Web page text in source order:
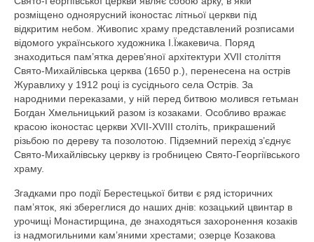
розміщено одноярусний іконостас літньої церкви під
відкритим небом. Живопис храму представлений розписами
відомого українського художника І.Їжакевича. Поряд
знаходиться пам’ятка дерев’яної архітектури XVII століття
Свято-Михайлівська церква (1650 р.), перенесена на острів
Журавлиху у 1912 році із сусіднього села Острів. За
народними переказами, у ній перед битвою молився гетьман
Богдан Хмельницький разом із козаками. Особливо вражає
красою іконостас церкви XVII-XVIII століть, прикрашений
різьбою по дереву та позолотою. Підземний перехід з’єднує
Свято-Михайлівську церкву із гробницею Свято-Георгіївського
храму.
Згадками про події Берестецької битви є ряд історичних
пам’яток, які збереглися до наших днів: козацький цвинтар в
урочищі Монастирщина, де знаходяться захоронення козаків
із надмогильними кам’яними хрестами; озерце Козакова